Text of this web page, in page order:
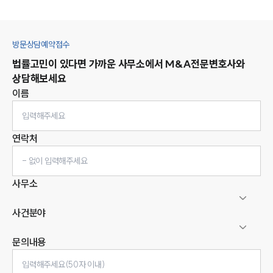
방문상담예약접수
법률고민이 있다면 가까운 사무소에서 M&A전문변호사와
상담해보세요
이름
연락처
사무소
사건분야
문의내용